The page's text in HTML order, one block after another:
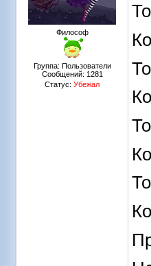
Философ
Группа: Пользователи
Сообщений: 1281
Статус: Убежал